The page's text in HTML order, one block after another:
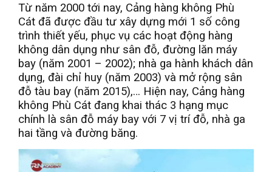
Từ năm 2000 tới nay, Cảng hàng không Phù
Cát đã được đầu tư xây dựng mới 1 số công
trình thiết yếu, phục vụ các hoạt động hàng
không dân dụng như sân đỗ, đường lăn máy
bay (năm 2001 – 2002); nhà ga hành khách dân
dụng, đài chỉ huy (năm 2003) và mở rộng sân
đỗ tàu bay (năm 2015),… Hiện nay, Cảng hàng
không Phù Cát đang khai thác 3 hạng mục
chính là sân đỗ máy bay với 7 vị trí đỗ, nhà ga
hai tầng và đường băng.